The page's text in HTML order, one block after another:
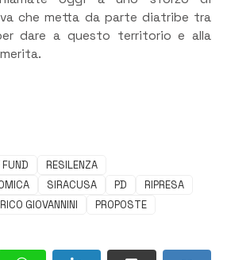
che metta da parte diatribe tra
dare a questo territorio e alla
FUND
RESILENZA
SIRACUSA PD
RIPRESA
GIOVANNINI PROPOSTE